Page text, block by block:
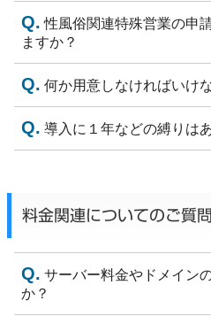
性風俗関連特殊営業の申
ますか？
何か用意しなければいけ
導入に１年などの縛りは
料金関連についてのご質問
サーバー料金やドメイン
か？